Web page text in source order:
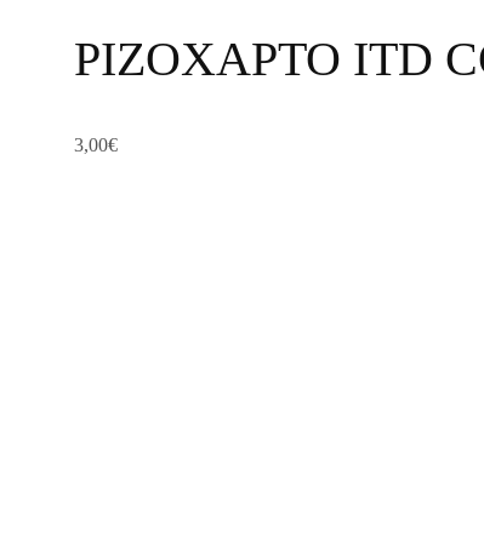
ΡΙΖΟΧΑΡΤΟ ITD
3,00€